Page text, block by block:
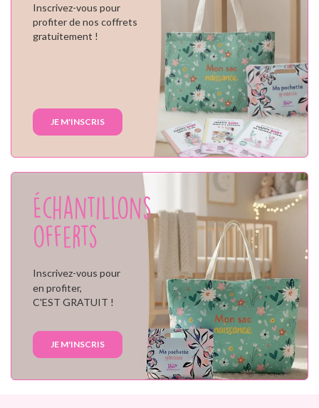
Inscrivez-vous pour
profiter de nos coffrets
gratuitement !
JE M'INSCRIS
Échantillons
offerts
Inscrivez-vous pour
en profiter,
C'EST GRATUIT !
JE M'INSCRIS